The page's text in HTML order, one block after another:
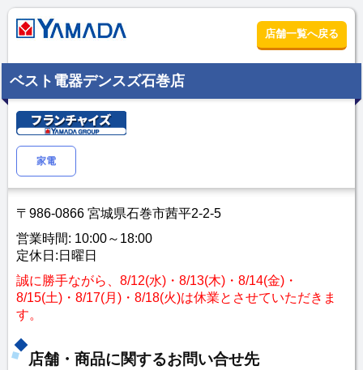
店舗一覧へ戻る
ベスト電器デンスズ石巻店
家電
〒986-0866 宮城県石巻市茜平2-2-5
営業時間: 10:00～18:00
定休日:日曜日
誠に勝手ながら、8/12(水)・8/13(木)・8/14(金)・
8/15(土)・8/17(月)・8/18(火)は休業とさせていただきま
す。
店舗・商品に関するお問い合せ先